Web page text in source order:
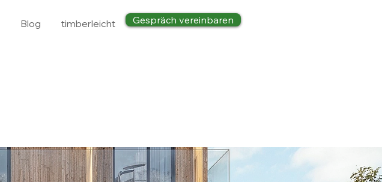
Blog timberleicht Gespräch vereinbaren